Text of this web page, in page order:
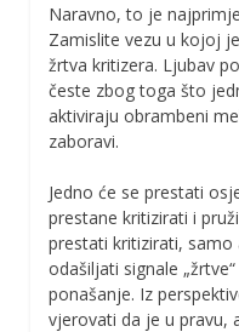
Naravno, to je
Zamislite vezu u kojoj
žrtva kritizera. Ljubav
česte zbog toga što
aktiviraju obrambeni
zaboravi.
Jedno će se prestati
prestane kritizirati i
prestati kritizirati,
odašiljati signale
ponašanje. Iz
vjerovati da je u pravu,